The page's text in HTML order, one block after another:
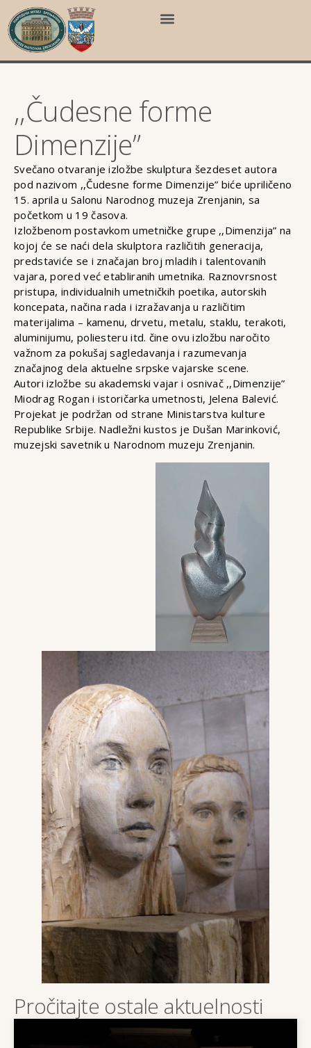
,,Čudesne forme
Dimenzije”
Svečano otvaranje izložbe skulptura šezdeset autora
pod nazivom ,,Čudesne forme Dimenzije” biće upriličeno
15. aprila u Salonu Narodnog muzeja Zrenjanin, sa
početkom u 19 časova.
Izložbenom postavkom umetničke grupe ,,Dimenzija” na
kojoj će se naći dela skulptora različitih generacija,
predstaviće se i značajan broj mladih i talentovanih
vajara, pored već etabliranih umetnika. Raznovrsnost
pristupa, individualnih umetničkih poetika, autorskih
koncepata, načina rada i izražavanja u različitim
materijalima – kamenu, drvetu, metalu, staklu, terakoti,
aluminijumu, poliesteru itd. čine ovu izložbu naročito
važnom za pokušaj sagledavanja i razumevanja
značajnog dela aktuelne srpske vajarske scene.
Autori izložbe su akademski vajar i osnivač ,,Dimenzije”
Miodrag Rogan i istoričarka umetnosti, Jelena Balević.
Projekat je podržan od strane Ministarstva kulture
Republike Srbije. Nadležni kustos je Dušan Marinković,
muzejski savetnik u Narodnom muzeju Zrenjanin.
Pročitajte ostale aktuelnosti